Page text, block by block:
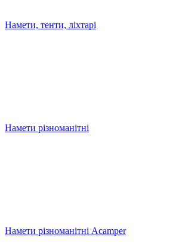
Намети, тенти, ліхтарі
Намети різноманітні
Намети різноманітні Acamper